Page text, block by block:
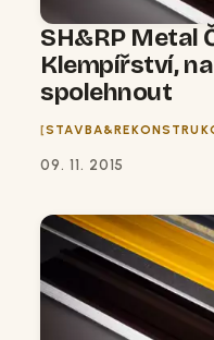
SH&RP Metal
Klempířství,
spolehnout
09. 11. 2015